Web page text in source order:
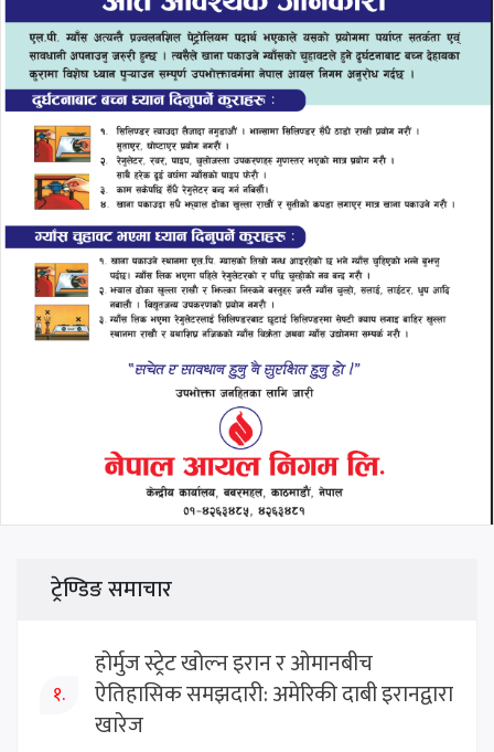
ट्रेण्डिङ समाचार
१.
होर्मुज स्ट्रेट खोल्न इरान र ओमानबीच
ऐतिहासिक समझदारी: अमेरिकी दाबी इरानद्वारा
खारेज